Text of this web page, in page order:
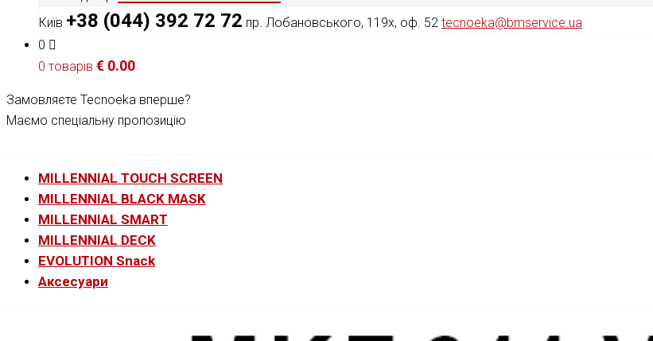
Київ +38 (044) 392 72 72 пр. Лобановського, 119х, оф. 52 tecnoeka@bmservice.ua
0
0 товарів € 0.00
Замовляєте Tecnoeka вперше?
Маємо спеціальну пропозицію
MILLENNIAL TOUCH SCREEN
MILLENNIAL BLACK MASK
MILLENNIAL SMART
MILLENNIAL DECK
EVOLUTION Snack
Аксесуари